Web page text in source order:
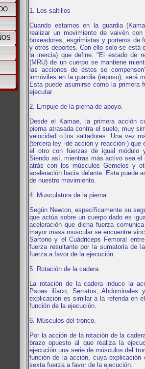
1. Los saltillos
Cuando estamos en la guardia
realizar un movimiento de vaivén
boxeadores, esgrimistas y porteros de
y otros deportes. Con ello solo se está
la inercia) que define: "El estado de
(MRU) de un cuerpo se mantiene
las acciones de éstos se
inmóviles en la guardia (reposo), será
Esta puede asumirse como la
ejecutar.
2. Empuje de la pierna de apoyo.
Desde el Kamae, la primera acción
pierna atrasada contra el suelo, muy
velocidad o los saltadores. Una vez
(tercera ley -de acción y reacción-)
el otro con fuerzas de igual módulo
Siendo así, mientras más activo sea el
atrás con los músculos Gemelos y
aceleración hacia delante. Esta puede
de nuestro movimiento.
4. Musculatura de la pierna.
Según Newton, específicamente su
que actúa sobre un cuerpo dado es
aceleración que dicha fuerza
mayor masa muscular se encuentre
Sartorio y el Cuádriceps Femoral
fuerza resultante por la sumatoria de
fuerza a favor de la ejecución.
5. Rotación de la cadera.
La rotación de la cadera induce la
Psoas ilíaco, Serratos,
explicación es similar a la referida en
función de la ejecución.
6. Músculos del tronco.
Por la acción de la rotación de la
brazo opuesto al que realiza la
ejecución una serie de músculos del
función de la acción, cuya
sexta fuerza a favor de la ejecución.